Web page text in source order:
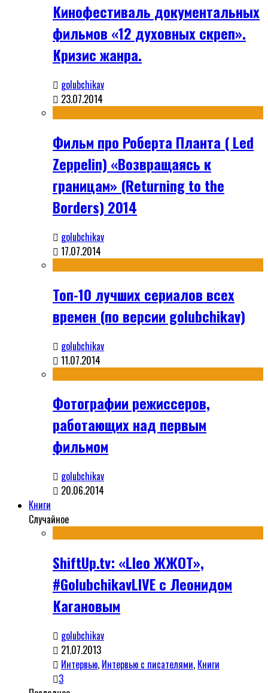
Кинофестиваль документальных
фильмов «12 духовных скреп».
Кризис жанра.
golubchikav
23.07.2014
Фильм про Роберта Планта ( Led
Zeppelin) «Возвращаясь к
границам» (Returning to the
Borders) 2014
golubchikav
17.07.2014
Топ-10 лучших сериалов всех
времен (по версии golubchikav)
golubchikav
11.07.2014
Фотографии режиссеров,
работающих над первым
фильмом
golubchikav
20.06.2014
Книги
Случайное
ShiftUp.tv: «Lleo ЖЖОТ»,
#GolubchikavLIVE с Леонидом
Кагановым
golubchikav
21.07.2013
Интервью, Интервью с писателями, Книги
3